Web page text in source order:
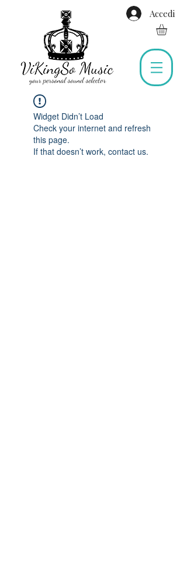
Accedi
Widget Didn’t Load
Check your internet and refresh
this page.
If that doesn’t work, contact us.